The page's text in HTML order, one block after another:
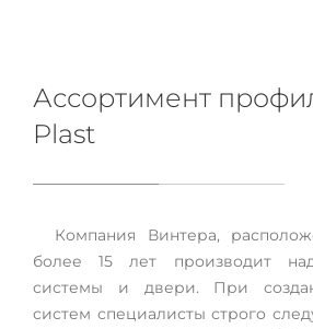
Ассортимент
Plast
Компания Винтера,
более 15 лет производит
системы и двери. При
систем специалисты строго